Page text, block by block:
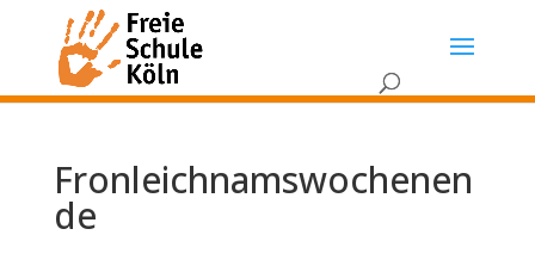
Fronleichnamswochenen
de